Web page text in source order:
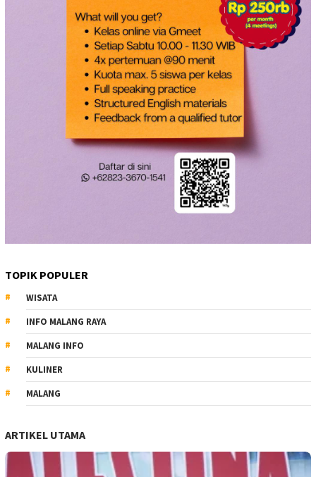
TOPIK POPULER
WISATA
INFO MALANG RAYA
MALANG INFO
KULINER
MALANG
ARTIKEL UTAMA